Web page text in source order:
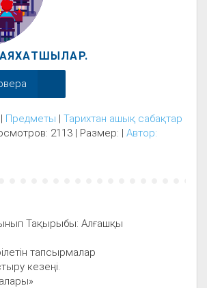
| Предметы | Тарихтан ашық сабақтар
2113 | Размер: | Автор:
Тақырыбы: Алғашқы
тапсырмалар
кезеңі.